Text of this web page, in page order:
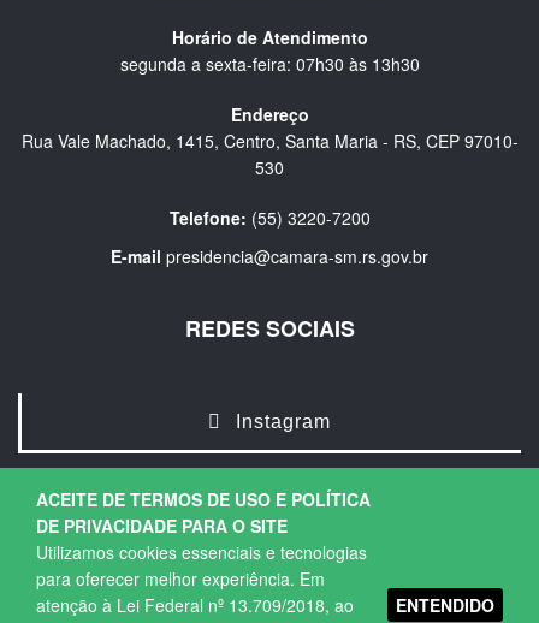
ACEITE DE TERMOS DE USO E POLÍTICA
DE PRIVACIDADE PARA O SITE
Utilizamos cookies essenciais e tecnologias
para oferecer melhor experiência. Em
atenção à Lei Federal nº 13.709/2018, ao
ENTENDIDO
Horário de Atendimento
segunda a sexta-feira: 07h30 às 13h30
Endereço
Rua Vale Machado, 1415, Centro, Santa Maria - RS, CEP 97010-
530
Telefone: (55) 3220-7200
E-mail presidencia@camara-sm.rs.gov.br
REDES SOCIAIS
Instagram
Copyright © 2026. Todos os direitos Reservados.